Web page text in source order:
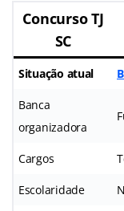
Concurso TJ
SC
Situação atual
Banca
organizadora
Cargos
Escolaridade